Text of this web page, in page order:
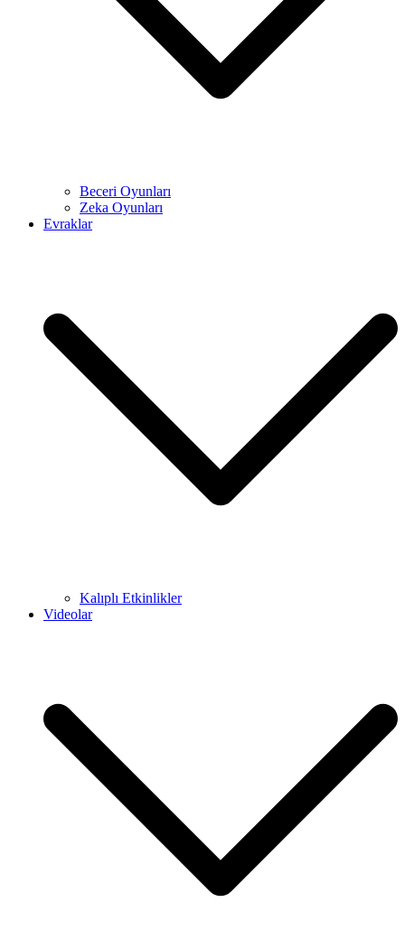
Beceri Oyunları
Zeka Oyunları
Evraklar
Kalıplı Etkinlikler
Videolar